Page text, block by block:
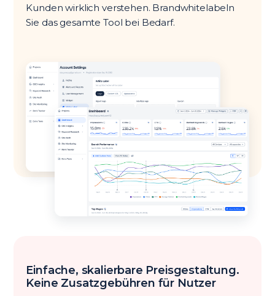
Kunden wirklich verstehen. Brand­white­labeln
Sie das gesamte Tool bei Bedarf.
Einfache, skalierbare Preisgestaltung.
Keine Zusatzgebühren für Nutzer